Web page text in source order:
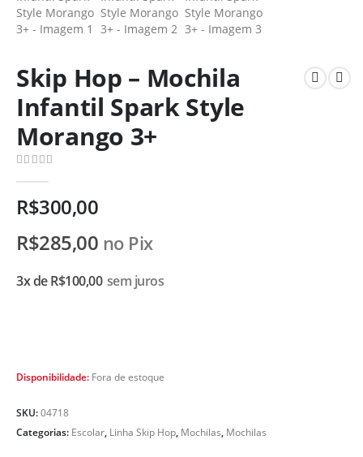
Skip Hop – Mochila
Infantil Spark Style
Morango 3+
R$300,00
R$285,00 no Pix
3x deR$100,00 sem juros
Disponibilidade: Fora de estoque
SKU:04718
Categorias: Escolar, Linha Skip Hop, Mochilas, Mochilas